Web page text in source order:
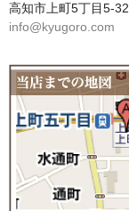
高知市上町5丁目5-32
info@kyugoro.com